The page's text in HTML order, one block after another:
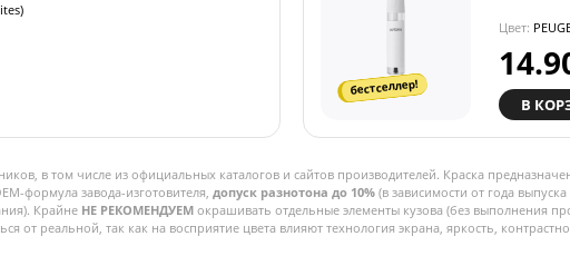
бестселлер!
Цвет:
В
в том числе из официальных каталогов и сайтов производителей. Краска
формула завода-изготовителя, допуск разнотона до 10% (в зависимости от года
Крайне НЕ РЕКОМЕНДУЕМ окрашивать отдельные элементы кузова (без выполнения
от реальной, так как на восприятие цвета влияют технология экрана, яркость,